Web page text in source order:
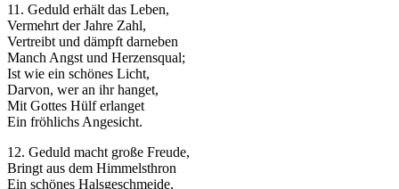
11. Geduld erhält das Leben,
Vermehrt der Jahre Zahl,
Vertreibt und dämpft darneben
Manch Angst und Herzensqual;
Ist wie ein schönes Licht,
Darvon, wer an ihr hanget,
Mit Gottes Hülf erlanget
Ein fröhlichs Angesicht.
12. Geduld macht große Freude,
Bringt aus dem Himmelsthron
Ein schönes Halsgeschmeide,